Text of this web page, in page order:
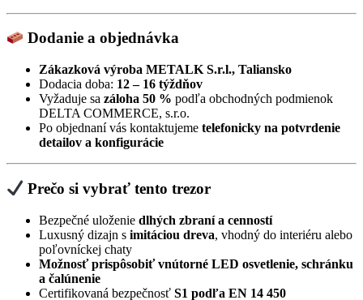
Dodanie a objednávka
Zákazková výroba METALK S.r.l., Taliansko
Dodacia doba: 12 – 16 týždňov
Vyžaduje sa záloha 50 % podľa obchodných podmienok
DELTA COMMERCE, s.r.o.
Po objednaní vás kontaktujeme telefonicky na potvrdenie
detailov a konfigurácie
Prečo si vybrať tento trezor
Bezpečné uloženie dlhých zbraní a cenností
Luxusný dizajn s imitáciou dreva, vhodný do interiéru alebo
poľovníckej chaty
Možnosť prispôsobiť vnútorné LED osvetlenie, schránku
a čalúnenie
Certifikovaná bezpečnosť S1 podľa EN 14 450